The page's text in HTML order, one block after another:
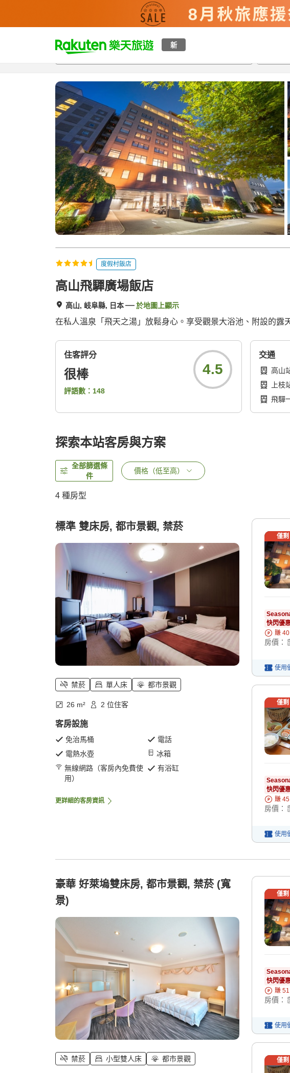
新
t
p
a
g
e
_
s
a
r
c
h
總覽客房與方案評語特點設施
度假村飯店
高山飛驒廣場飯店
高山, 岐阜縣, 日本 於地圖上顯示
在私人溫泉「飛天之湯」放鬆身心。享受觀景大浴池、附設的露
住客評分
很棒
評語數： 148
4.5
交通
高山
上枝
飛驒
探索本站客房與方案
全部篩選條
件
價格（低至高）
4 種房型
標準 雙床房, 都市景觀, 禁菸
禁菸 單人床 都市景觀
26 m² 2 位住客
客房設施
免治馬桶
電話
電熱水壺
冰箱
無線網路（客房內免費使
用）
有浴缸
更詳細的客房資訊
僅剩
快閃優
賺 40
房價：
使用
僅剩
快閃優
賺 45
房價：
使用
豪華 好萊塢雙床房, 都市景觀, 禁菸 (寬
景)
禁菸 小型雙人床 都市景觀
僅剩
快閃優
賺 51
房價：
使用
僅剩